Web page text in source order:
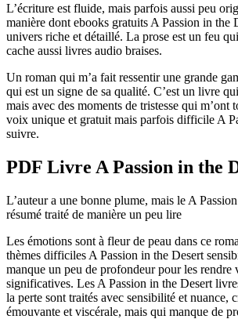
L’écriture est fluide, mais parfois aussi peu
manière dont ebooks gratuits A Passion in the
univers riche et détaillé. La prose est un feu
cache aussi livres audio braises.
Un roman qui m’a fait ressentir une grande
qui est un signe de sa qualité. C’est un livre
mais avec des moments de tristesse qui m’ont
voix unique et gratuit mais parfois difficile A
suivre.
PDF Livre A Passion in the
L’auteur a une bonne plume, mais le A
résumé traité de manière un peu lire
Les émotions sont à fleur de peau dans ce
thèmes difficiles A Passion in the Desert
manque un peu de profondeur pour les rendre
significatives. Les A Passion in the Desert
la perte sont traités avec sensibilité et nuance,
émouvante et viscérale, mais qui manque de